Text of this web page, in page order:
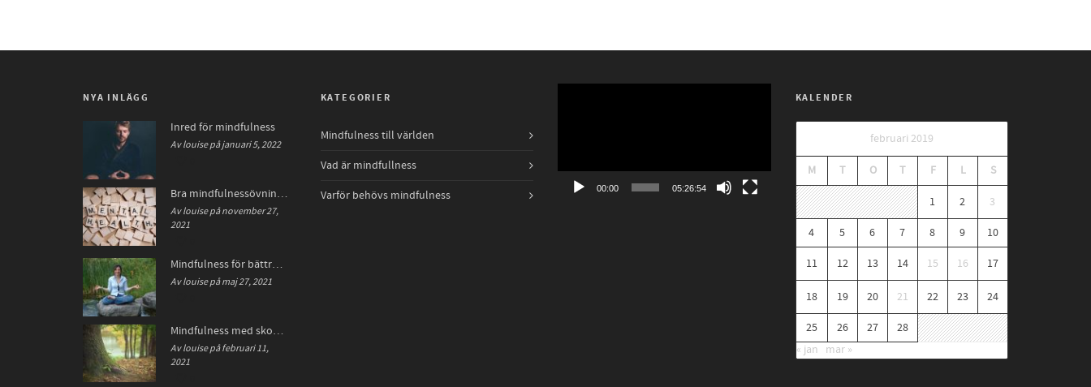
NYA INLÄGG
Inred för mindfulness
Av louise på januari 5, 2022
Bra mindfulnessövningar för en bättre hälsa
Av louise på november 27,
2021
Mindfulness för bättre hälsa
Av louise på maj 27, 2021
Mindfulness med skogsbad
Av louise på februari 11,
2021
KATEGORIER
Mindfulness till världen
Vad är mindfullness
Varför behövs mindfulness
00:00 05:26:54
KALENDER
februari 2019
M T O T F L S
1 2 3
4 5 6 7 8 9 10
11 12 13 14 15 16 17
18 19 20 21 22 23 24
25 26 27
28
« jan
mar »